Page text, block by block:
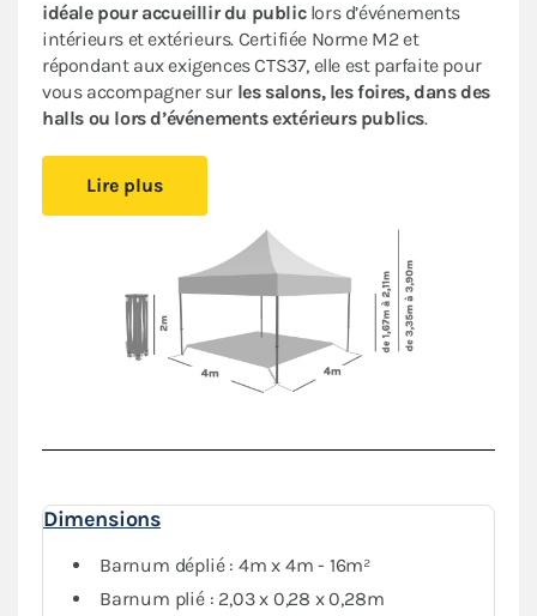
idéale pour accueillir du publiclors d’événements
intérieurs et extérieurs. Certifiée Norme M2 et
répondant aux exigences CTS37, elle est parfaite pour
vous accompagner sur les salons, les foires, dans des
halls ou lors d’événements extérieurs publics.
facilement dans votre véhicule. Le
sans outilvous offre un véritable confort de
Installez-vous rapidement où vous le souhaitez et
protégez-vous des aléas de la météo.
Le toit de cebarnum 4x4m est en polyester avec
enduction PVC de 380 g/m². Le toit est renforcé aux
angles et sur les coutures, et la bâche déperlante est
L'armature hexagonale en aluminium assure solidité
Lire plus
Dimensions
Barnum déplié : 4m x 4m - 16m²
Barnum plié : 2,03 x 0,28 x 0,28m